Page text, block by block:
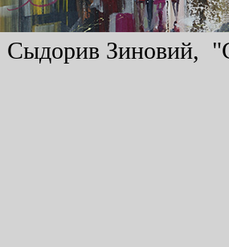
Сыдорив Зиновий,